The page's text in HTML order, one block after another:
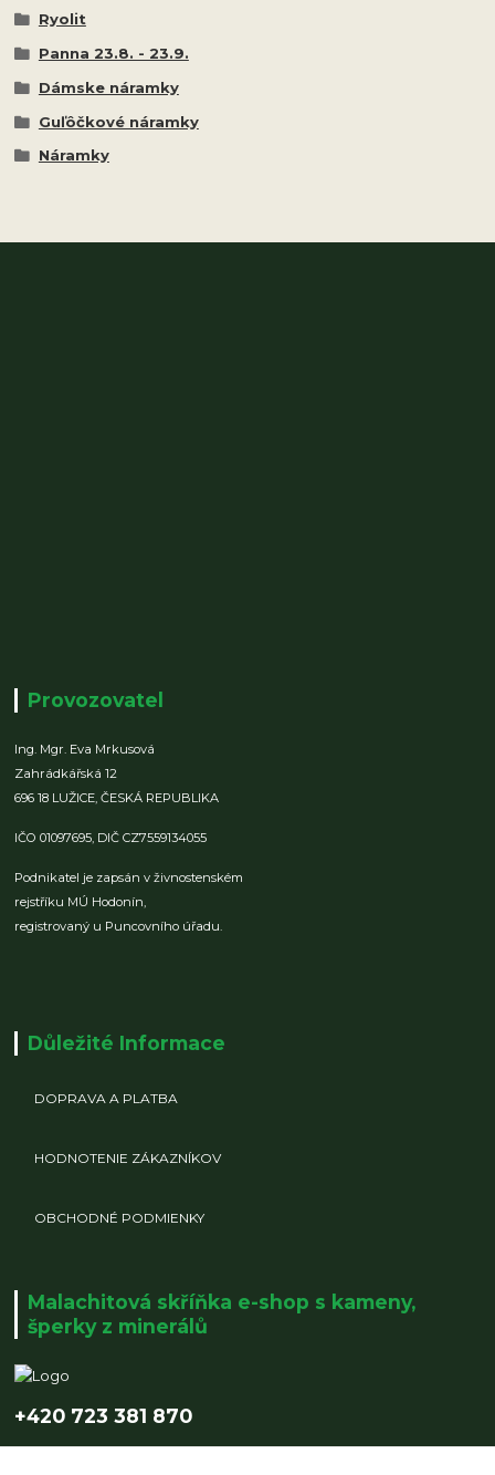
Ryolit
Panna 23.8. - 23.9.
Dámske náramky
Guľôčkové náramky
Náramky
Provozovatel
Ing. Mgr. Eva Mrkusová
Zahrádkářská 12
696 18 LUŽICE,ČESKÁ REPUBLIKA
IČO 01097695, DIČ CZ7559134055
Podnikatel je zapsán v živnostenském
rejstříku MÚ Hodonín,
registrovaný u Puncovního úřadu.
Důležité Informace
DOPRAVA A PLATBA
HODNOTENIE ZÁKAZNÍKOV
OBCHODNÉ PODMIENKY
Malachitová skříňka e-shop s kameny,
šperky z minerálů
+420 723 381 870